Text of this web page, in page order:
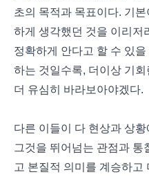
초의 목적과 목표이다. 기
하게 생각했던 것을 이리저
정확하게 안다고 할 수 있
하는 것일수록, 더이상 기
더 유심히 바라보아야겠다.
다른 이들이 다 현상과 상
그것을 뛰어넘는 관점과 통
고 본질적 의미를 계승하고